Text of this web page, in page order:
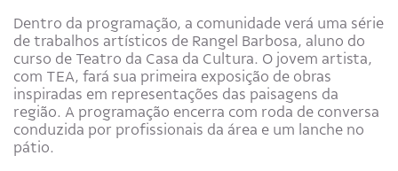
Dentro da programação, a comunidade verá uma série
de trabalhos artísticos de Rangel Barbosa, aluno do
curso de Teatro da Casa da Cultura. O jovem artista,
com TEA, fará sua primeira exposição de obras
inspiradas em representações das paisagens da
região. A programação encerra com roda de conversa
conduzida por profissionais da área e um lanche no
pátio.